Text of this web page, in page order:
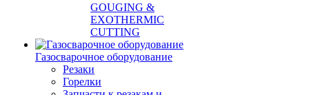
GOUGING &
EXOTHERMIC
CUTTING
Газосварочное оборудование
Резаки
Горелки